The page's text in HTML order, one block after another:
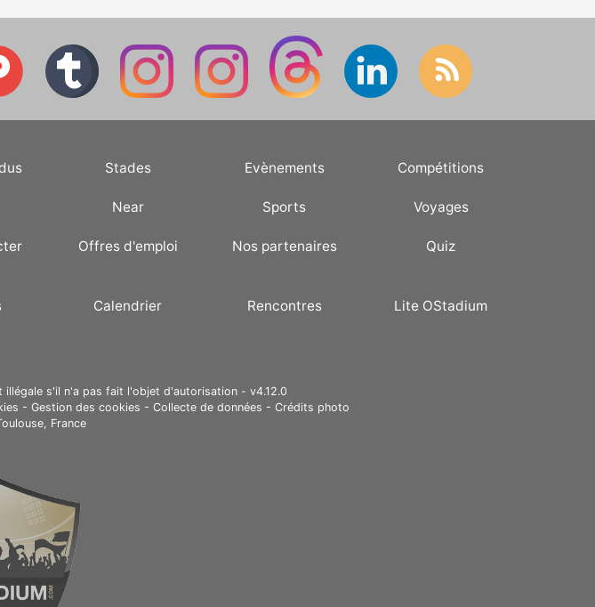
Stades Evènements Compétitions
Near Sports Voyages
Offres d'emploi Nos partenaires Quiz
Calendrier Rencontres Lite OStadium
s'il n'a pas fait l'objet d'autorisation - v4.12.0
- Gestion des cookies - Collecte de données - Crédits photo
France